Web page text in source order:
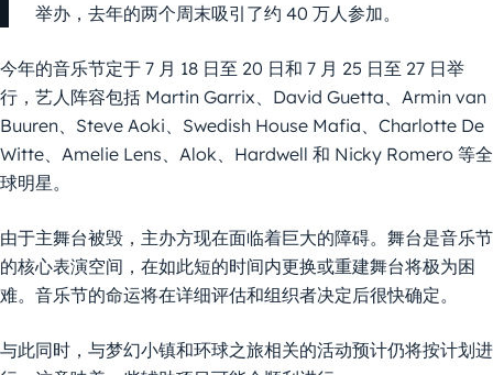
举办，去年的两个周末吸引了约 40 万人参加。
今年的音乐节定于 7 月 18 日至 20 日和 7 月 25 日至 27 日举
行，艺人阵容包括 Martin Garrix、David Guetta、Armin van
Buuren、Steve Aoki、Swedish House Mafia、Charlotte De
Witte、Amelie Lens、Alok、Hardwell 和 Nicky Romero 等全
球明星。
由于主舞台被毁，主办方现在面临着巨大的障碍。舞台是音乐节
的核心表演空间，在如此短的时间内更换或重建舞台将极为困
难。音乐节的命运将在详细评估和组织者决定后很快确定。
与此同时，与梦幻小镇和环球之旅相关的活动预计仍将按计划进